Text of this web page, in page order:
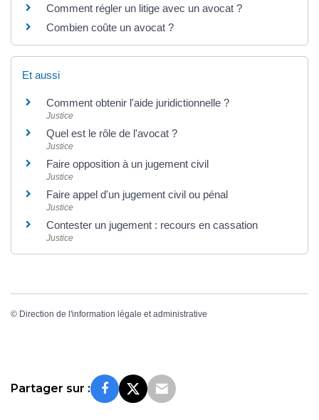
Comment régler un litige avec un avocat ?
Combien coûte un avocat ?
Et aussi
Comment obtenir l'aide juridictionnelle ?
Justice
Quel est le rôle de l'avocat ?
Justice
Faire opposition à un jugement civil
Justice
Faire appel d'un jugement civil ou pénal
Justice
Contester un jugement : recours en cassation
Justice
© Direction de l'information légale et administrative
Partager sur :